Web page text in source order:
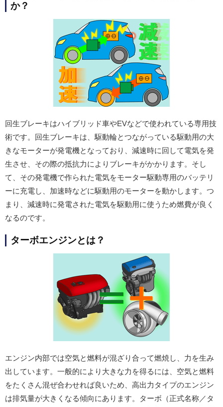
か？
回生ブレーキはハイブリッド車やEVなどで使われている専用技
術です。回生ブレーキは、駆動輪とつながっている駆動用の大
きなモーターが発電機となっており、減速時に回して電気を発
生させ、その際の抵抗力によりブレーキがかかります。そし
て、その発電機で作られた電気をモーター駆動専用のバッテリ
ーに充電し、加速時などに駆動用のモーターを動かします。つ
まり、減速時に発電された電気を駆動用に使うため燃費が良く
なるのです。
ターボエンジンとは？
エンジン内部では空気と燃料が混ざり合って燃焼し、力を生み
出しています。一般的により大きな力を得るには、空気と燃料
をたくさん混ぜ合わせれば良いため、高出力タイプのエンジン
は排気量が大きくなる傾向にあります。ターボ（正式名称／タ